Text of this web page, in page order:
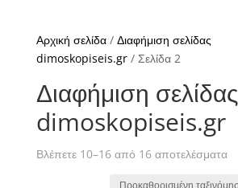
Αρχική σελίδα/ Διαφήμιση σελίδας
dimoskopiseis.gr/ Σελίδα 2
Διαφήμιση σελίδας
dimoskopiseis.gr
Βλέπετε 10–16 από 16 αποτελέσματα